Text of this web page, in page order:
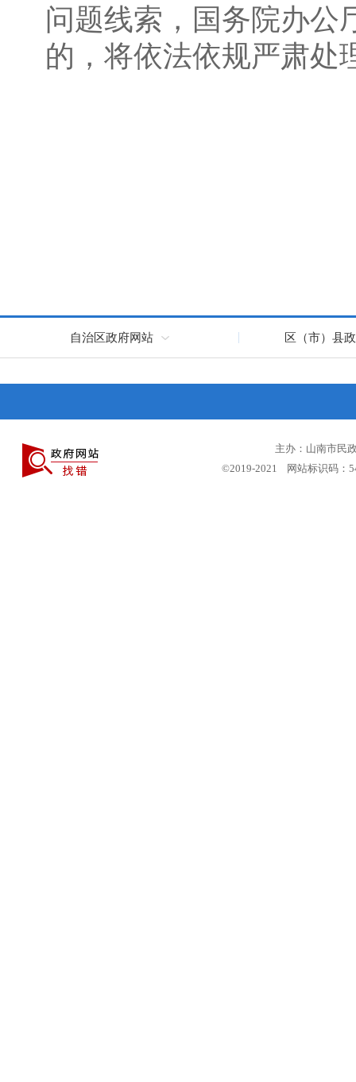
问题线索，国务院办公
的，将依法依规严
自治区政府网站 区（市）县
主办：山南市民
©2019-2021 网站标识码：